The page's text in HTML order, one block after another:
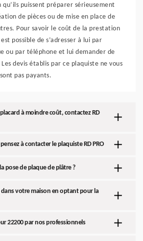
puissent préparer sérieusement
de pièces ou de mise en place de
Pour savoir le coût de la prestation
possible de s’adresser à lui par
ou par téléphone et lui demander de
devis établis par ce plaquiste ne vous
pas payants.
à moindre coût, contactez RD
à contacter le plaquiste RD PRO
pose de plaque de plâtre ?
dans votre maison en optant pour la
22200 par nos professionnels